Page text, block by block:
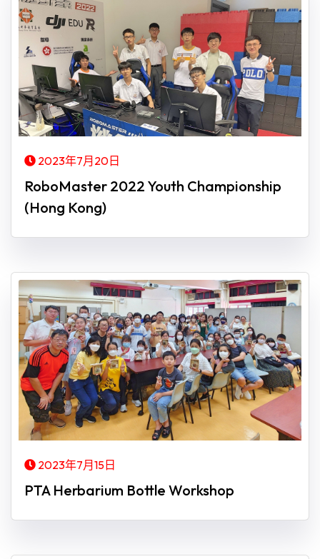
2023年7月20日
RoboMaster 2022 Youth Championship
(Hong Kong)
2023年7月15日
PTA Herbarium Bottle Workshop